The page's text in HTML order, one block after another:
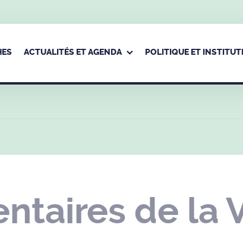
ACTUALITÉS ET AGENDA POLITIQUE ET
de la